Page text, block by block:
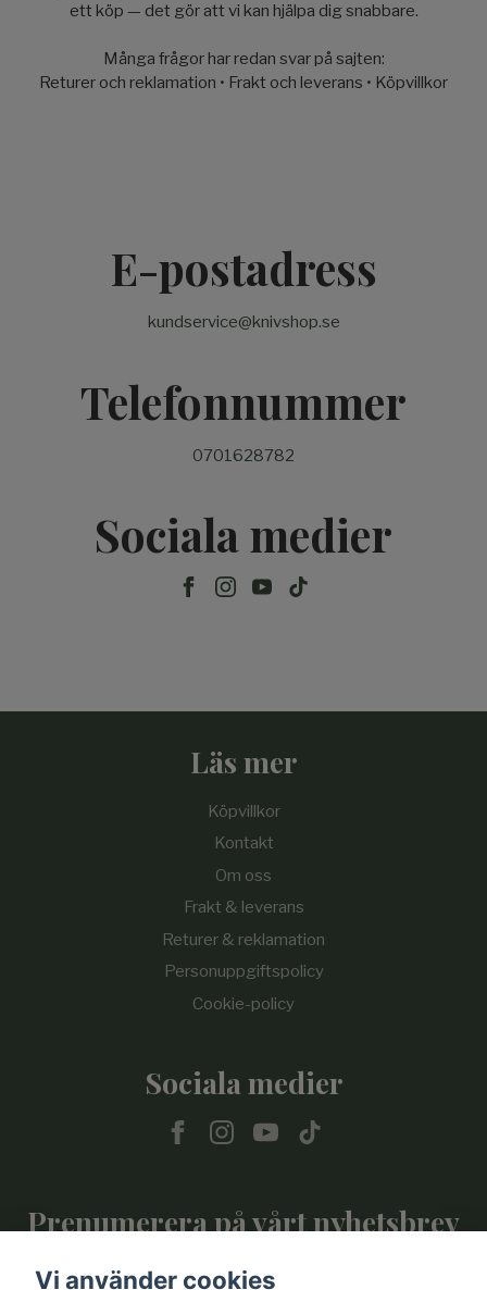
ett köp — det gör att vi kan hjälpa dig snabbare.
Många frågor har redan svar på sajten:
Returer och reklamation • Frakt och leverans • Köpvillkor
E-postadress
kundservice@knivshop.se
Telefonnummer
0701628782
Sociala medier
Läs mer
Köpvillkor
Kontakt
Om oss
Frakt & leverans
Returer & reklamation
Personuppgiftspolicy
Cookie-policy
Sociala medier
Prenumerera på vårt nyhetsbrev
Vi använder cookies